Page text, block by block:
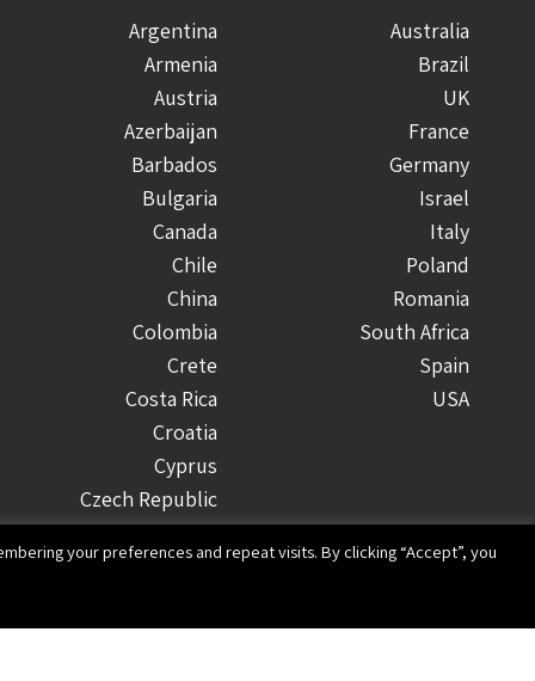
Australia
Brazil
UK
France
Germany
Israel
Italy
Poland
Romania
South Africa
Spain
USA
Argentina
Armenia
Austria
Azerbaijan
Barbados
Bulgaria
Canada
Chile
China
Colombia
Crete
Costa Rica
Croatia
Cyprus
Czech Republic
Denmark
Dominican Republic
Finland
your preferences and repeat visits. By clicking “Accept”, you